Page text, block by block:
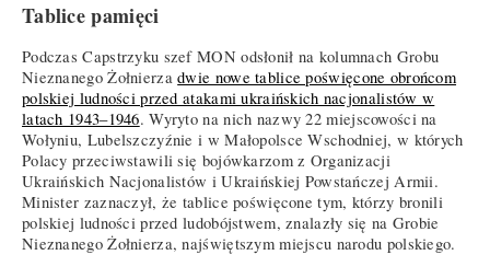
Tablice pamięci
Podczas Capstrzyku szef MON odsłonił na kolumnach Grobu
Nieznanego Żołnierzadwie nowe tablice poświęcone obrońcom
polskiej ludności przed atakami ukraińskich nacjonalistów w
latach 1943–1946. Wyryto na nich nazwy 22 miejscowości na
Wołyniu, Lubelszczyźnie i w Małopolsce Wschodniej, w których
Polacy przeciwstawili się bojówkarzom z Organizacji
Ukraińskich Nacjonalistów i Ukraińskiej Powstańczej Armii.
Minister zaznaczył, że tablice poświęcone tym, którzy bronili
polskiej ludności przed ludobójstwem, znalazły się na Grobie
Nieznanego Żołnierza, najświętszym miejscu narodu polskiego.